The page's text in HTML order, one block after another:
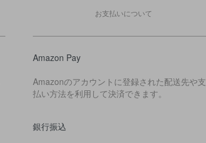
お支払いについて
Amazon Pay
Amazonのアカウントに登録された配送先や支
払い方法を利用して決済できます。
銀行振込